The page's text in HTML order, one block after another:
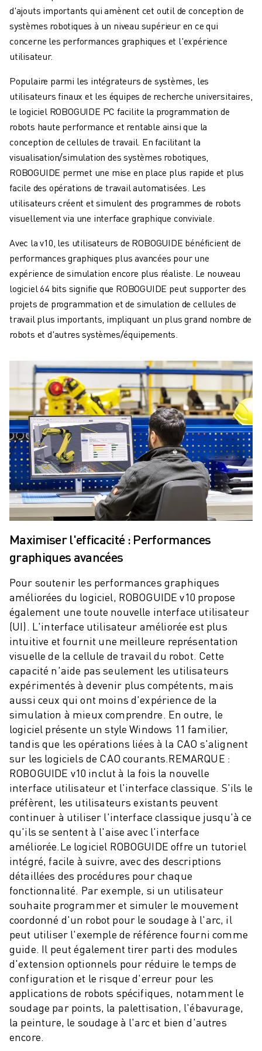
ROBOTS SCARA
CENTRES D'USINAGE CNC COMPACTS
RECHERCHE DE ROBODRILL
ROBODRILL CENTRES D'USINAGE CNC COMPACTS
LOGICIEL ROBODRILL
ROBODRILL MAINTENANCE PRÉVENTIVE
DURABILITÉ DU ROBODRILL
ROBODRILL ENSEMBLE DE ROBOTS
ROBODRILL KIT PÉDAGOGIQUE
MACHINES DE MOULAGE PAR INJECTION ÉLECTRIQUES
RECHERCHE DE ROBOSHOT
ROBOSHOT MACHINES DE MOULAGE PAR INJECTION ÉLECTRIQUES
ROBOSHOT MATÉRIEL
LOGICIEL ROBOSHOT
ROBOSHOT ENSEMBLE DE ROBOTS
ROBOSHOT MAINTENANCE PRÉVENTIVE
COÛT TOTAL D'UNE ROBOSHOT
MACHINES D'ÉLECTROÉROSION PAR FIL
ROBOCUT MACHINES D'ÉLECTROÉROSION À FIL
ROBOCUT MATÉRIEL
LOGICIEL ROBOCUT
DURABILITÉ DU ROBOCUT
SOLUTIONS IIOT
SOLUTIONS POUR L'USINE INTELLIGENTE
DES SOLUTIONS D'USINE INTELLIGENTE POUR AMÉLIORER
ENREGISTREMENT DU PRODUIT "
TÉMOIGNAGES
SOLUTIONS
INDUSTRIES
TOUTES LES INDUSTRIES
AÉROSPATIALE
AUTOMOBILE
VÉHICULES ÉLECTRIQUES
ÉLECTRONIQUE
ALIMENTATION ET BOISSONS
MÉDICAL
PLASTIQUES
ENTREPOSAGE, LOGISTIQUE, POSTE ET COLIS
APPLICATIONS
TOUTES LES APPLICATIONS
USINAGE 5 AXES
SOUDAGE À L'ARC
ASSEMBLAGE
RECTIFICATION CNC
FRAISAGE CNC
TOURNAGE CNC
PERÇAGE ET TARAUDAGE À GRANDE VITESSE
MOULAGE PAR INJECTION
MANUTENTION
PEINTURE
PALETTISATION
SOUDAGE PAR POINTS
INSPECTION DE LA VISION
DÉCOUPAGE PAR FIL EDM
TÉMOIGNAGES
SERVICE CLIENTÈLE
SERVICE CLIENTÈLE
FANUC PLANS
TERRAIN ET MAINTENANCE
SUPPORT TECHNIQUE À DISTANCE
PIÈCES DE RECHANGE
REMISE À NEUF
OUTILS DE SERVICE NUMÉRIQUE
CENTRE DE TÉLÉCHARGEMENT " MYFANUC
FORMATION ET ÉDUCATION
d'ajouts importants qui amènent cet outil de conception de
systèmes robotiques à un niveau supérieur en ce qui
concerne les performances graphiques et l'expérience
utilisateur.
Populaire parmi les intégrateurs de systèmes, les
utilisateurs finaux et les équipes de recherche universitaires,
le logiciel ROBOGUIDE PC facilite la programmation de
robots haute performance et rentable ainsi que la
conception de cellules de travail. En facilitant la
visualisation/simulation des systèmes robotiques,
ROBOGUIDE permet une mise en place plus rapide et plus
facile des opérations de travail automatisées. Les
utilisateurs créent et simulent des programmes de robots
visuellement via une interface graphique conviviale.
Avec la v10, les utilisateurs de ROBOGUIDE bénéficient de
performances graphiques plus avancées pour une
expérience de simulation encore plus réaliste. Le nouveau
logiciel 64 bits signifie que ROBOGUIDE peut supporter des
projets de programmation et de simulation de cellules de
travail plus importants, impliquant un plus grand nombre de
robots et d'autres systèmes/équipements.
Maximiser l'efficacité : Performances
graphiques avancées
Pour soutenir les performances graphiques
améliorées du logiciel, ROBOGUIDE v10 propose
également une toute nouvelle interface utilisateur
(UI). L'interface utilisateur améliorée est plus
intuitive et fournit une meilleure représentation
visuelle de la cellule de travail du robot. Cette
capacité n'aide pas seulement les utilisateurs
expérimentés à devenir plus compétents, mais
aussi ceux qui ont moins d'expérience de la
simulation à mieux comprendre. En outre, le
logiciel présente un style Windows 11 familier,
tandis que les opérations liées à la CAO s'alignent
sur les logiciels de CAO courants.REMARQUE :
ROBOGUIDE v10 inclut à la fois la nouvelle
interface utilisateur et l'interface classique. S'ils le
préfèrent, les utilisateurs existants peuvent
continuer à utiliser l'interface classique jusqu'à ce
qu'ils se sentent à l'aise avec l'interface
améliorée.Le logiciel ROBOGUIDE offre un tutoriel
intégré, facile à suivre, avec des descriptions
détaillées des procédures pour chaque
fonctionnalité. Par exemple, si un utilisateur
souhaite programmer et simuler le mouvement
coordonné d'un robot pour le soudage à l'arc, il
peut utiliser l'exemple de référence fourni comme
guide. Il peut également tirer parti des modules
d'extension optionnels pour réduire le temps de
configuration et le risque d'erreur pour les
applications de robots spécifiques, notamment le
soudage par points, la palettisation, l'ébavurage,
la peinture, le soudage à l'arc et bien d'autres
encore.